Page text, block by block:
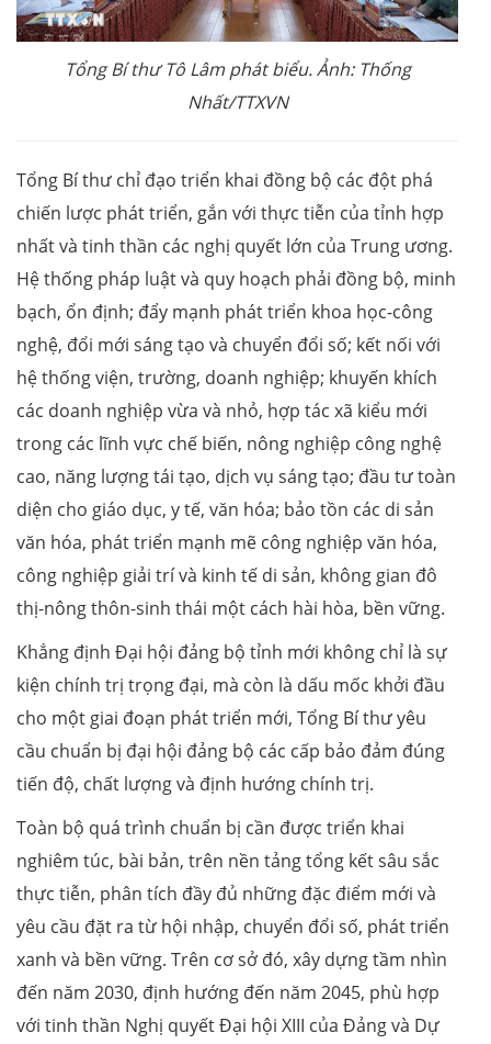
Tổng Bí thư Tô Lâm phát biểu. Ảnh: Thống
Nhất/TTXVN
Tổng Bí thư chỉ đạo triển khai đồng bộ các đột phá
chiến lược phát triển, gắn với thực tiễn của tỉnh hợp
nhất và tinh thần các nghị quyết lớn của Trung ương.
Hệ thống pháp luật và quy hoạch phải đồng bộ, minh
bạch, ổn định; đẩy mạnh phát triển khoa học-công
nghệ, đổi mới sáng tạo và chuyển đổi số; kết nối với
hệ thống viện, trường, doanh nghiệp; khuyến khích
các doanh nghiệp vừa và nhỏ, hợp tác xã kiểu mới
trong các lĩnh vực chế biến, nông nghiệp công nghệ
cao, năng lượng tái tạo, dịch vụ sáng tạo; đầu tư toàn
diện cho giáo dục, y tế, văn hóa; bảo tồn các di sản
văn hóa, phát triển mạnh mẽ công nghiệp văn hóa,
công nghiệp giải trí và kinh tế di sản, không gian đô
thị-nông thôn-sinh thái một cách hài hòa, bền vững.
Khẳng định Đại hội đảng bộ tỉnh mới không chỉ là sự
kiện chính trị trọng đại, mà còn là dấu mốc khởi đầu
cho một giai đoạn phát triển mới, Tổng Bí thư yêu
cầu chuẩn bị đại hội đảng bộ các cấp bảo đảm đúng
tiến độ, chất lượng và định hướng chính trị.
Toàn bộ quá trình chuẩn bị cần được triển khai
nghiêm túc, bài bản, trên nền tảng tổng kết sâu sắc
thực tiễn, phân tích đầy đủ những đặc điểm mới và
yêu cầu đặt ra từ hội nhập, chuyển đổi số, phát triển
xanh và bền vững. Trên cơ sở đó, xây dựng tầm nhìn
đến năm 2030, định hướng đến năm 2045, phù hợp
với tinh thần Nghị quyết Đại hội XIII của Đảng và Dự